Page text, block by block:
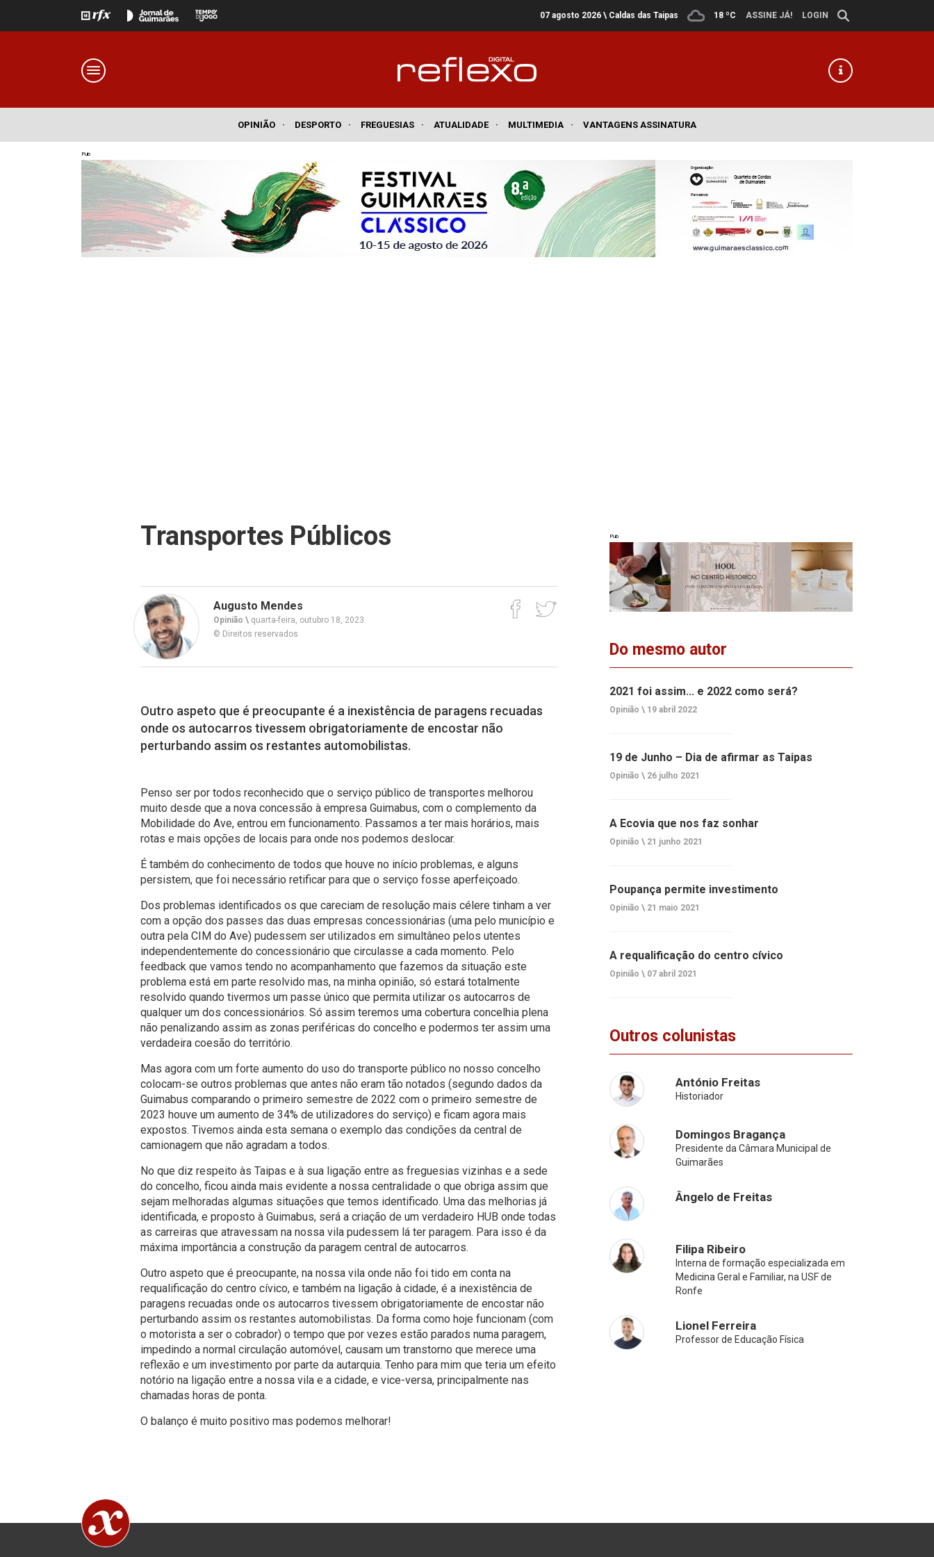
07 agosto 2026 \ Caldas das Taipas 18 ºC ASSINE JÁ! LOGIN
OPINIÃO · DESPORTO · FREGUESIAS · ATUALIDADE · MULTIMEDIA · VANTAGENS ASSINATURA
Pub
Transportes Públicos
Augusto Mendes
Opinião \ quarta-feira, outubro 18, 2023
© Direitos reservados
Outro aspeto que é preocupante é a inexistência de paragens recuadas
onde os autocarros tivessem obrigatoriamente de encostar não
perturbando assim os restantes automobilistas.
Penso ser por todos reconhecido que o serviço público de transportes melhorou
muito desde que a nova concessão à empresa Guimabus, com o complemento da
Mobilidade do Ave, entrou em funcionamento. Passamos a ter mais horários, mais
rotas e mais opções de locais para onde nos podemos deslocar.
É também do conhecimento de todos que houve no início problemas, e alguns
persistem, que foi necessário retificar para que o serviço fosse aperfeiçoado.
Dos problemas identificados os que careciam de resolução mais célere tinham a ver
com a opção dos passes das duas empresas concessionárias (uma pelo município e
outra pela CIM do Ave) pudessem ser utilizados em simultâneo pelos utentes
independentemente do concessionário que circulasse a cada momento. Pelo
feedback que vamos tendo no acompanhamento que fazemos da situação este
problema está em parte resolvido mas, na minha opinião, só estará totalmente
resolvido quando tivermos um passe único que permita utilizar os autocarros de
qualquer um dos concessionários. Só assim teremos uma cobertura concelhia plena
não penalizando assim as zonas periféricas do concelho e podermos ter assim uma
verdadeira coesão do território.
Mas agora com um forte aumento do uso do transporte público no nosso concelho
colocam-se outros problemas que antes não eram tão notados (segundo dados da
Guimabus comparando o primeiro semestre de 2022 com o primeiro semestre de
2023 houve um aumento de 34% de utilizadores do serviço) e ficam agora mais
expostos. Tivemos ainda esta semana o exemplo das condições da central de
camionagem que não agradam a todos.
No que diz respeito às Taipas e à sua ligação entre as freguesias vizinhas e a sede
do concelho, ficou ainda mais evidente a nossa centralidade o que obriga assim que
sejam melhoradas algumas situações que temos identificado. Uma das melhorias já
identificada, e proposto à Guimabus, será a criação de um verdadeiro HUB onde todas
as carreiras que atravessam na nossa vila pudessem lá ter paragem. Para isso é da
máxima importância a construção da paragem central de autocarros.
Outro aspeto que é preocupante, na nossa vila onde não foi tido em conta na
requalificação do centro cívico, e também na ligação à cidade, é a inexistência de
paragens recuadas onde os autocarros tivessem obrigatoriamente de encostar não
perturbando assim os restantes automobilistas. Da forma como hoje funcionam (com
o motorista a ser o cobrador) o tempo que por vezes estão parados numa paragem,
impedindo a normal circulação automóvel, causam um transtorno que merece uma
reflexão e um investimento por parte da autarquia. Tenho para mim que teria um efeito
notório na ligação entre a nossa vila e a cidade, e vice-versa, principalmente nas
chamadas horas de ponta.
O balanço é muito positivo mas podemos melhorar!
Pub
Do mesmo autor
2021 foi assim... e 2022 como será?
Opinião \ 19 abril 2022
19 de Junho – Dia de afirmar as Taipas
Opinião \ 26 julho 2021
A Ecovia que nos faz sonhar
Opinião \ 21 junho 2021
Poupança permite investimento
Opinião \ 21 maio 2021
A requalificação do centro cívico
Opinião \ 07 abril 2021
Outros colunistas
António Freitas
Historiador
Domingos Bragança
Presidente da Câmara Municipal de
Guimarães
Ângelo de Freitas
Filipa Ribeiro
Interna de formação especializada em
Medicina Geral e Familiar, na USF de
Ronfe
Lionel Ferreira
Professor de Educação Física